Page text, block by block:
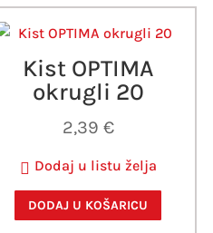
Kist OPTIMA
okrugli 20
2,39 €
Dodaj u listu želja
DODAJ U KOŠARICU